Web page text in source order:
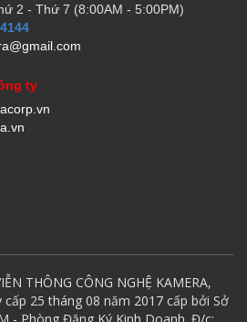
2 - Thứ 7 (8:00AM - 5:00PM)
ty
THÔNG CÔNG NGHỆ KAMERA,
cấp 25 tháng 08 năm 2017 cấp bởi Sở